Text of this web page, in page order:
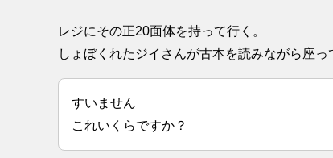
レジにその正20面体を持って行く。
しょぼくれたジイさんが古本を読みながら座っ
すいません
これいくらですか？